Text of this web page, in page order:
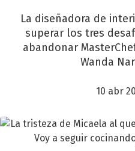
La diseñadora de
superar los tres
abandonar
Wanda
10 abr